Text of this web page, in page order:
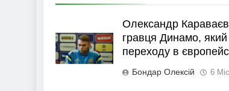
Олександр
гравця Динамо,
переходу в
Бондар Олексій 6